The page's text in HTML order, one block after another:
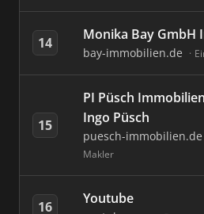
14 Monika Bay GmbH
bay-immobilien.de
15
PI Püsch
Ingo Püsch
puesch-immobilien.de
Makler
16 Youtube